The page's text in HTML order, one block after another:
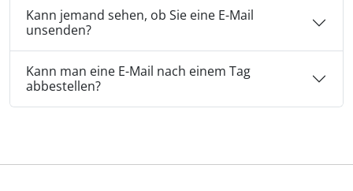
Kann jemand sehen, ob Sie eine E-Mail
unsenden?
Kann man eine E-Mail nach einem Tag
abbestellen?